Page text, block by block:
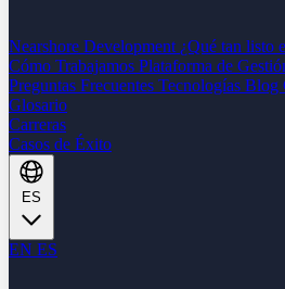
Nearshore Development ¿Qué tan listo
Cómo Trabajamos Plataforma de
Preguntas Frecuentes Tecnologías Blog
Glosario
Carreras
Casos de Éxito
EN ES